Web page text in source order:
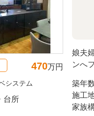
470万円
システム
台所
娘夫
ンへ
富な
ゃれ
した
築年
施工
家族